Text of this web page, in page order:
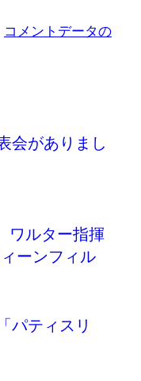
コメントデータの
会がありまし
ワルター指揮
ーンフィル
パティスリ